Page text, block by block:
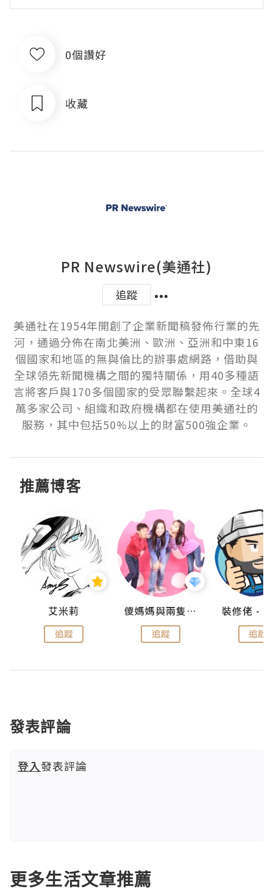
0個讚好
收藏
PR Newswire(美通社)
追蹤
美通社在1954年開創了企業新聞稿發佈行業的先
河，通過分佈在南北美洲、歐洲、亞洲和中東16
個國家和地區的無與倫比的辦事處網路，借助與
全球領先新聞機構之間的獨特關係，用40多種語
言將客戶與170多個國家的受眾聯繫起來。全球4
萬多家公司、組織和政府機構都在使用美通社的
服務，其中包括50%以上的財富500強企業。
推薦博客
艾米莉
追蹤
儍媽媽與兩隻小魔怪之家
追蹤 追蹤
發表評論
登入發表評論
更多生活文章推薦